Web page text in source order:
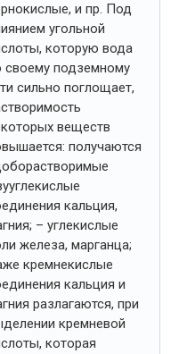
и пр. Под
угольной
которую вода
своему подземному
сильно поглощает,
веществ
получаются
кальция,
– углекислые
железа, марганца;
кремнекислые
кальция и
разлагаются, при
кремневой
которая